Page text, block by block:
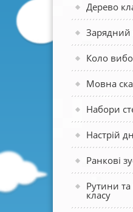
Дерево
Зарядний
Коло
Мовна
Набори
Настрій
Ранкові
Рутини
класу